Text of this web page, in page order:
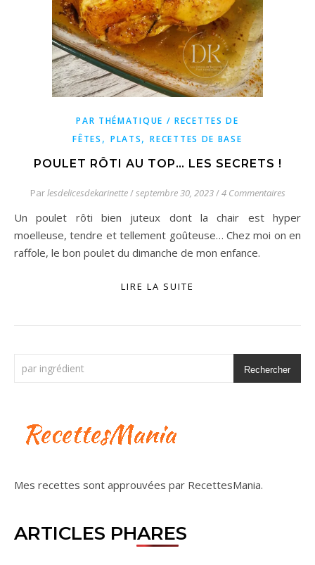
PAR THÉMATIQUE / RECETTES DE
FÊTES , PLATS,RECETTES DE BASE
POULET RÔTI AU TOP… LES SECRETS !
Parlesdelicesdekarinette/septembre 30, 2023/4 Commentaires
Un poulet rôti bien juteux dont la chair est hyper
moelleuse, tendre et tellement goûteuse… Chez moi on en
raffole, le bon poulet du dimanche de mon enfance.
LIRE LA SUITE
Rechercher
Mes recettes sont approuvées par RecettesMania.
ARTICLES PHARES